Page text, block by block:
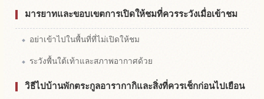
มารยาทและขอบเขตการเปิดให้ชมที่ควรระวังเมื่อเข้าชม
อย่าเข้าไปในพื้นที่ที่ไม่เปิดให้ชม
ระวังพื้นใต้เท้าและสภาพอากาศด้วย
วิธีไปบ้านพักตระกูลอารากากิและสิ่งที่ควรเช็กก่อนไปเยือน